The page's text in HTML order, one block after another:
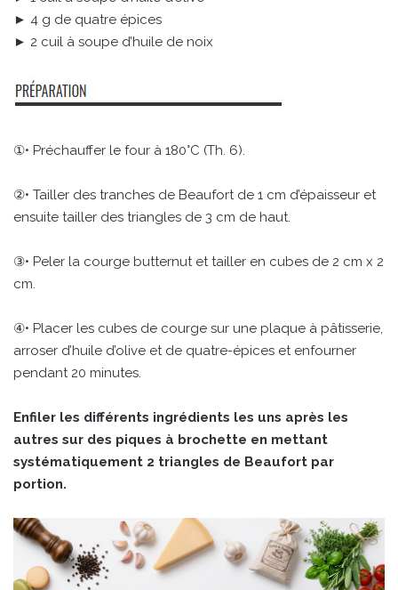
► 4 g de quatre épices
► 2 cuil à soupe d’huile de noix
①• Préchauffer le four à 180°C (Th. 6).
②• Tailler des tranches de Beaufort de 1 cm d’épaisseur et
ensuite tailler des triangles de 3 cm de haut.
③• Peler la courge butternut et tailler en cubes de 2 cm x 2
cm.
④• Placer les cubes de courge sur une plaque à pâtisserie,
arroser d’huile d’olive et de quatre-épices et enfourner
pendant 20 minutes.
Enfiler les différents ingrédients les uns après les
autres sur des piques à brochette en mettant
systématiquement 2 triangles de Beaufort par
portion.